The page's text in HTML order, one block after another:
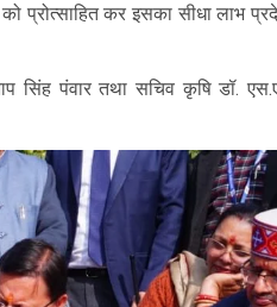
प्रोत्साहित कर इसका सीधा लाभ
सिंह पंवार तथा सचिव कृषि डॉ.